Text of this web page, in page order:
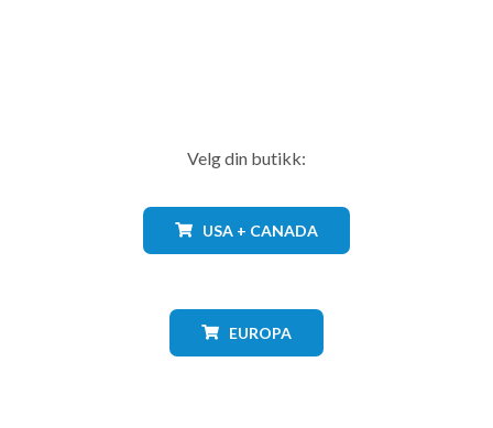
Velg din butikk:
USA + CANADA
EUROPA